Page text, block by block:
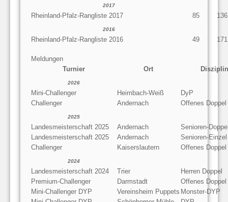
2017
Rheinland-Pfalz-Rangliste 2017 85 136
2016
Rheinland-Pfalz-Rangliste 2016 49 171
Meldungen
Turnier
Ort Disziplin
2026
Mini-Challenger Heimbach-Weiß
DyP
Challenger
Andernach Offenes Doppel
2025
Landesmeisterschaft 2025 Andernach
Senioren-
Landesmeisterschaft 2025
Andernach
Senioren-Einzel
Challenger
Kaiserslautern Offenes Doppel
2024
Landesmeisterschaft 2024 Trier
Herren Doppel
Premium-Challenger
Darmstadt
Offenes Doppel
Mini-Challenger DYP
Vereinsheim Puppets Monster-DYP